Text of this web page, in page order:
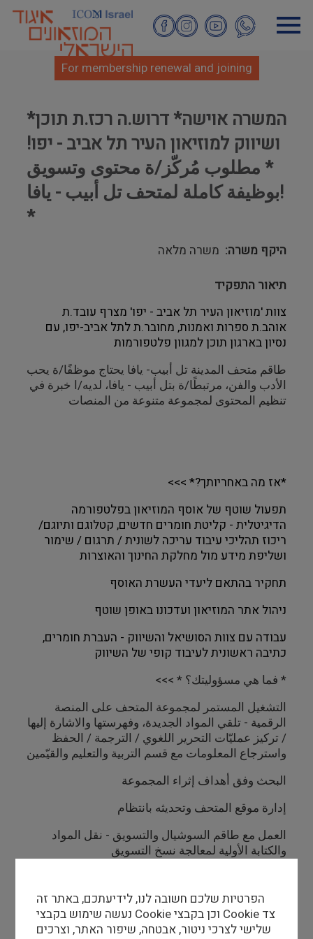
Skip
For membership renewal and joining
*המשרה אוישה* דרוש.ה רכז.ת תוכן
ושיווק למוזיאון העיר תל אביב - יפו!
* مطلوب مُركّز/ة محتوى وتسويق
بوظيفة كاملة لمتحف تل أبيب - يافا!
*
היקף משרה משרה מלאה
תיאור התפקיד
צוות 'מוזיאון העיר תל אביב - יפו' מצרף עובד.ת
אוהב.ת ספרות ואמנות, מחובר.ת לתל אביב-יפו, עם
נסיון בארגון תוכן למגוון פלטפורמות
طاقم متحف المدينة تل أبيب- يافا يحتاج موظفًا/ة يحب
الأدب والفن، مرتبطًا/ة بتل أبيب - يافا، لديه/ا خبرة في
تنظيم المحتوى لمجموعة متنوعة من المنصات
*אז מה באחריותך?* >>>
תפעול שוטף של אוסף המוזיאון בפלטפורמה
הדיגיטלית - קליטת חומרים חדשים, קטלוגם ותיוגם/
ריכוז תהליכי עיבוד עריכה לשונית / תרגום / שימור
ושליפת מידע מול מחלקת החינוך והאוצרות
תחקיר בהתאם ליעדי העשרת האוסף
ניהול אתר המוזיאון ועדכונו באופן שוטף
עבודה עם צוות הסושיאל והשיווק - העברת חומרים,
כתיבה ראשונית לעיבוד קופי של השיווק
* فما هي مسؤوليتك؟ * >>>
التشغيل المستمر لمجموعة المتحف على المنصة
الرقمية - تلقي المواد الجديدة، وفهرستها والاشارة إليها
/ تركيز عمليّات التحرير اللغوي / الترجمة / الحفظ
واسترجاع المعلومات مع قسم التربية والتعليم والقيّمين
البحث وفق أهداف إثراء المجموعة
إدارة موقع المتحف وتحديثه بانتظام
العمل مع طاقم السوشيال والتسويق - نقل المواد
والكتابة الأولية لمعالجة نسخ التسويق
דרישות סף
הפרטיות שלכם חשובה לנו, לידיעתכם, באתר זה
נעשה שימוש בקבצי Cookie וכן בקבצי Cookie צד
שלישי לצרכי ניטור, אבטחה, שיפור האתר, וצרכים